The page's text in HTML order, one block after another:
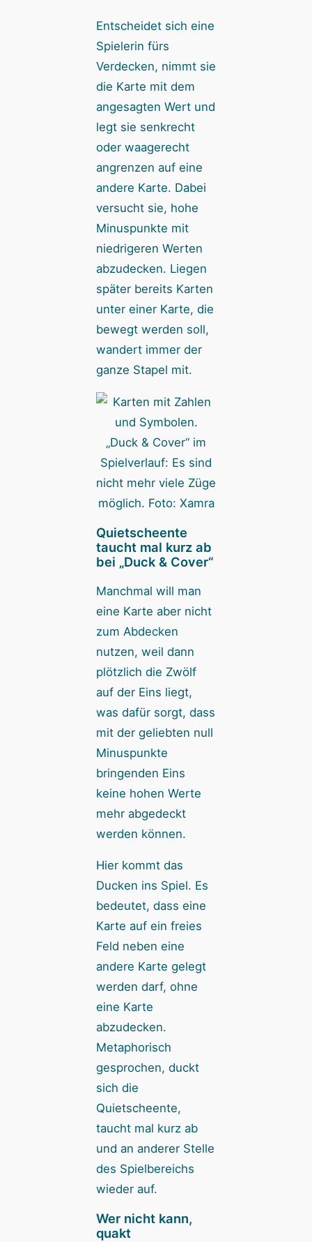
Entscheidet sich eine
Spielerin fürs
Verdecken, nimmt sie
die Karte mit dem
angesagten Wert und
legt sie senkrecht
oder waagerecht
angrenzen auf eine
andere Karte. Dabei
versucht sie, hohe
Minuspunkte mit
niedrigeren Werten
abzudecken. Liegen
später bereits Karten
unter einer Karte, die
bewegt werden soll,
wandert immer der
ganze Stapel mit.
„Duck & Cover“ im
Spielverlauf: Es sind
nicht mehr viele Züge
möglich. Foto: Xamra
Quietscheente
taucht mal kurz ab
bei „Duck & Cover“
Manchmal will man
eine Karte aber nicht
zum Abdecken
nutzen, weil dann
plötzlich die Zwölf
auf der Eins liegt,
was dafür sorgt, dass
mit der geliebten null
Minuspunkte
bringenden Eins
keine hohen Werte
mehr abgedeckt
werden können.
Hier kommt das
Ducken ins Spiel. Es
bedeutet, dass eine
Karte auf ein freies
Feld neben eine
andere Karte gelegt
werden darf, ohne
eine Karte
abzudecken.
Metaphorisch
gesprochen, duckt
sich die
Quietscheente,
taucht mal kurz ab
und an anderer Stelle
des Spielbereichs
wieder auf.
Wer nicht kann,
quakt